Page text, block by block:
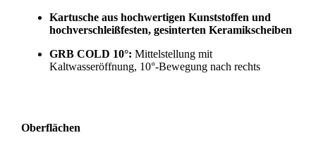
Kartusche aus hochwertigen Kunststoffen und
hochverschleißfesten, gesinterten Keramikscheiben
GRB COLD 10°: Mittelstellung mit
Kaltwasseröffnung, 10°-Bewegung nach rechts
Oberflächen